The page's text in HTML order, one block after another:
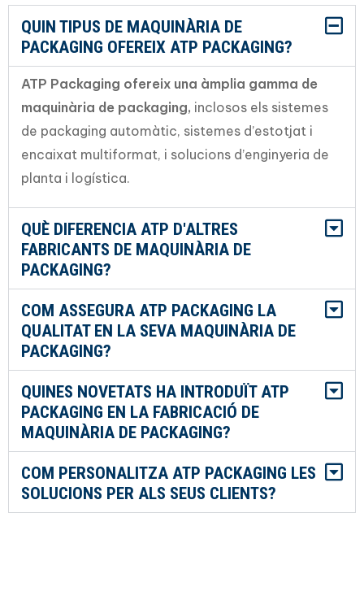
QUIN TIPUS DE MAQUINÀRIA DE
PACKAGING OFEREIX ATP PACKAGING?
ATP Packaging ofereix una àmplia gamma de
maquinària de packaging, inclosos els sistemes
de packaging automàtic, sistemes d’estotjat i
encaixat multiformat, i solucions d’enginyeria de
planta i logística.
QUÈ DIFERENCIA ATP D'ALTRES
FABRICANTS DE MAQUINÀRIA DE
PACKAGING?
COM ASSEGURA ATP PACKAGING LA
QUALITAT EN LA SEVA MAQUINÀRIA DE
PACKAGING?
QUINES NOVETATS HA INTRODUÏT ATP
PACKAGING EN LA FABRICACIÓ DE
MAQUINÀRIA DE PACKAGING?
COM PERSONALITZA ATP PACKAGING LES
SOLUCIONS PER ALS SEUS CLIENTS?